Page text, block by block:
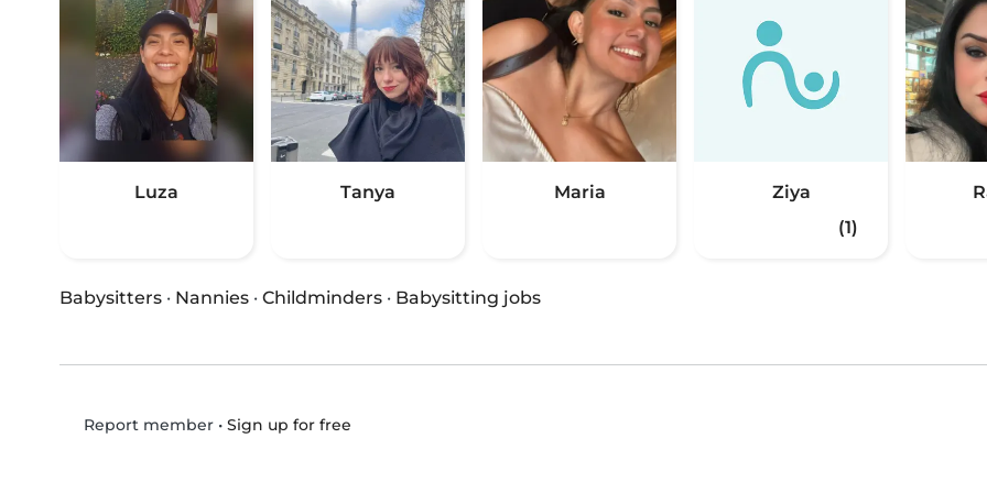
Luza Tanya Maria
Ziya
(1)
Babysitters · Nannies · Childminders · Babysitting jobs
Report member• Sign up for free